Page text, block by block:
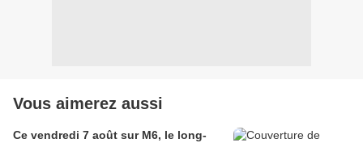
Vous aimerez aussi
Ce vendredi 7 août sur M6, le long-